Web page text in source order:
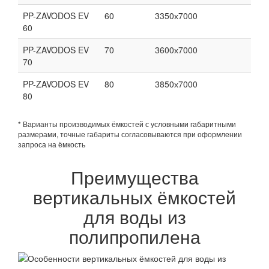
PP-ZAVODOS EV
60
60 3350х7000
PP-ZAVODOS EV
70
70 3600х7000
PP-ZAVODOS EV
80
80 3850х7000
* Варианты производимых ёмкостей с условными габаритными
размерами, точные габариты согласовываются при оформлении
запроса на ёмкость
Преимущества
вертикальных ёмкостей
для воды из
полипропилена